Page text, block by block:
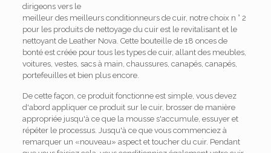
dirigeons vers le
meilleur des meilleurs conditionneurs de cuir, notre choix n ° 2
pour les produits de nettoyage du cuir est le revitalisant et le
nettoyant de Leather Nova. Cette bouteille de 18 onces de
bonté est créée pour tous les types de cuir, allant des meubles,
voitures, vestes, sacs à main, chaussures, canapés, canapés,
portefeuilles et bien plus encore.
De cette façon, ce produit fonctionne est simple, vous devez
d'abord appliquer ce produit sur le cuir, brosser de manière
appropriée jusqu'à ce que la mousse s'accumule, essuyer et
répéter le processus. Jusqu'à ce que vous commenciez à
remarquer un «nouveau» aspect et toucher du cuir. Pendant